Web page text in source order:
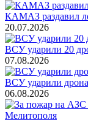
КАМАЗ раздавил
20.07.2026
ВСУ ударили 20
07.08.2026
ВСУ ударили
06.08.2026